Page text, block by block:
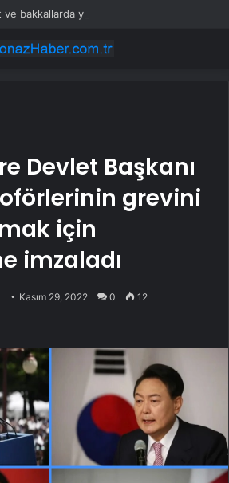
Devlet Başkanı
grevini
için
imzaladı
Kasım 29, 2022 0 12